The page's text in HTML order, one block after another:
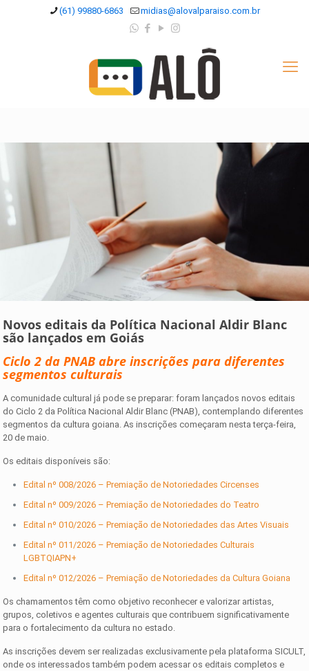
(61) 99880-6863 midias@alovalparaiso.com.br
Novos editais da Política Nacional Aldir Blanc
são lançados em Goiás
Ciclo 2 da PNAB abre inscrições para diferentes
segmentos culturais
A comunidade cultural já pode se preparar: foram lançados novos editais
do Ciclo 2 da Política Nacional Aldir Blanc (PNAB), contemplando diferentes
segmentos da cultura goiana. As inscrições começaram nesta terça-feira,
20 de maio.
Os editais disponíveis são:
Edital nº 008/2026 – Premiação de Notoriedades Circenses
Edital nº 009/2026 – Premiação de Notoriedades do Teatro
Edital nº 010/2026 – Premiação de Notoriedades das Artes Visuais
Edital nº 011/2026 – Premiação de Notoriedades Culturais
LGBTQIAPN+
Edital nº 012/2026 – Premiação de Notoriedades da Cultura Goiana
Os chamamentos têm como objetivo reconhecer e valorizar artistas,
grupos, coletivos e agentes culturais que contribuem significativamente
para o fortalecimento da cultura no estado.
As inscrições devem ser realizadas exclusivamente pela plataforma SICULT,
onde os interessados também podem acessar os editais completos e